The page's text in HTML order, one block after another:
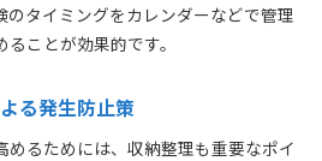
のタイミングをカレンダーなどで管理
ことが効果的です。
る発生防止策
るためには、収納整理も重要なポイ